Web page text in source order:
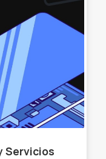
Servicios